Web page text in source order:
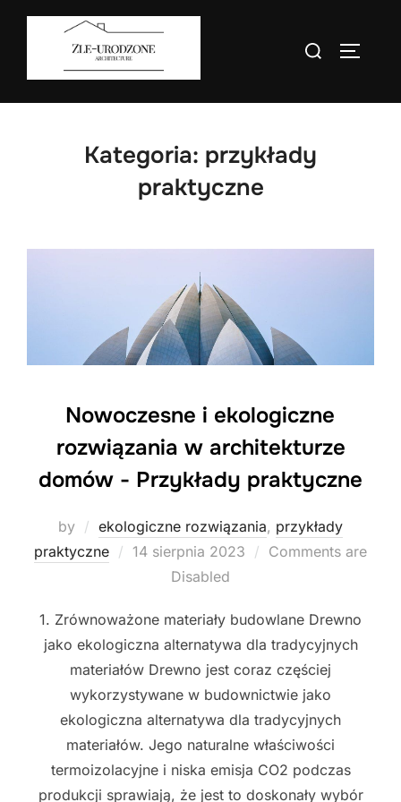
Skip
Search
Kategoria: przykłady
praktyczne
Nowoczesne i ekologiczne
rozwiązania w architekturze
domów - Przykłady praktyczne
by ekologiczne rozwiązania, przykłady
praktyczne
Posted
14 sierpnia 2023
Comments are
Disabled
1. Zrównoważone materiały budowlane Drewno
jako ekologiczna alternatywa dla tradycyjnych
materiałów Drewno jest coraz częściej
wykorzystywane w budownictwie jako
ekologiczna alternatywa dla tradycyjnych
materiałów. Jego naturalne właściwości
termoizolacyjne i niska emisja CO2 podczas
produkcji sprawiają, że jest to doskonały wybór